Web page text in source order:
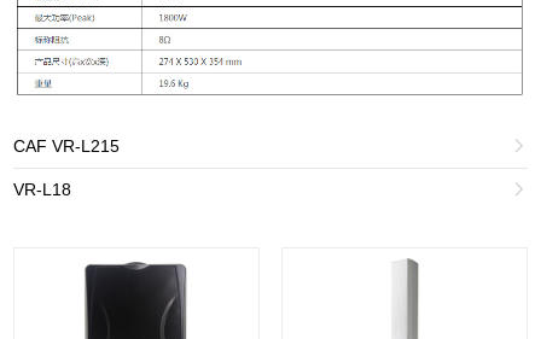
CAF VR-L215 
VR-L18 